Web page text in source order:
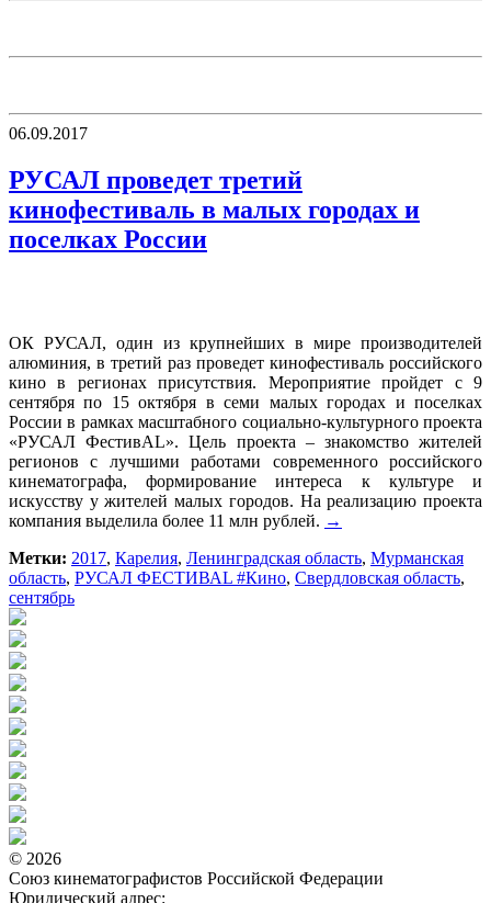
06.09.2017
РУСАЛ проведет третий
кинофестиваль в малых городах и
поселках России
ОК РУСАЛ, один из крупнейших в мире производителей
алюминия, в третий раз проведет кинофестиваль российского
кино в регионах присутствия. Мероприятие пройдет с 9
сентября по 15 октября в семи малых городах и поселках
России в рамках масштабного социально-культурного проекта
«РУСАЛ ФестивAL». Цель проекта – знакомство жителей
регионов с лучшими работами современного российского
кинематографа, формирование интереса к культуре и
искусству у жителей малых городов. На реализацию проекта
компания выделила более 11 млн рублей. →
Метки: 2017, Карелия, Ленинградская область, Мурманская
область, РУСАЛ ФЕСТИВАL #Кино, Свердловская область,
сентябрь
© 2026
Союз кинематографистов Российской Федерации
Юридический адрес: